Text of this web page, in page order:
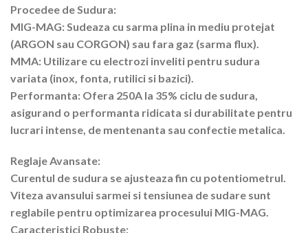
Procedee de Sudura:
MIG-MAG: Sudeaza cu sarma plina in mediu protejat
(ARGON sau CORGON) sau fara gaz (sarma flux).
MMA: Utilizare cu electrozi inveliti pentru sudura
variata (inox, fonta, rutilici si bazici).
Performanta: Ofera 250A la 35% ciclu de sudura,
asigurand o performanta ridicata si durabilitate pentru
lucrari intense, de mentenanta sau confectie metalica.
Reglaje Avansate:
Curentul de sudura se ajusteaza fin cu potentiometrul.
Viteza avansului sarmei si tensiunea de sudare sunt
reglabile pentru optimizarea procesului MIG-MAG.
Caracteristici Robuste: